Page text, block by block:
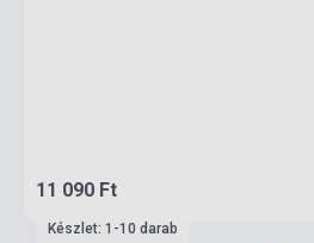
11 090 Ft
Készlet: 1-10 darab